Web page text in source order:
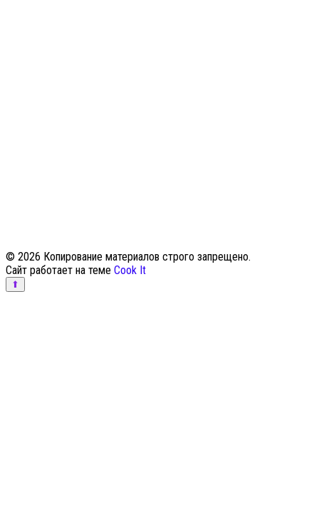
© 2026 Копирование материалов строго запрещено.
Сайт работает на теме Cook It